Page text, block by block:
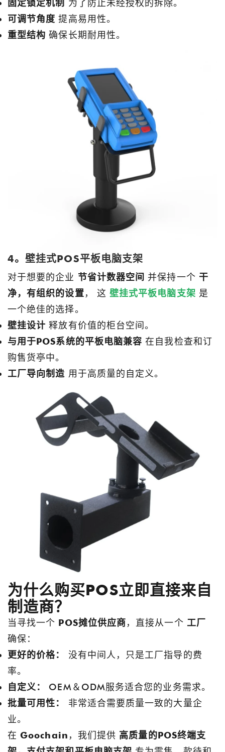
固定锁定机制 为了防止未经授权的拆除。
可调节角度 提高易用性。
重型结构 确保长期耐用性。
4。壁挂式POS平板电脑支架
对于想要的企业 节省计数器空间 并保持一个 干
净，有组织的设置， 这 壁挂式平板电脑支架 是
一个绝佳的选择。
壁挂设计 释放有价值的柜台空间。
与用于POS系统的平板电脑兼容 在自我检查和订
购售货亭中。
工厂导向制造 用于高质量的自定义。
为什么购买POS立即直接来自
制造商？
当寻找一个 POS摊位供应商，直接从一个 工厂
确保：
更好的价格：
没有中间人，只是工厂指导的费
率。
自定义：
OEM＆ODM服务适合您的业务需求。
批量可用性：
非常适合需要质量一致的大量企
业。
在Goochain ，我们提供 高质量的POS终端支